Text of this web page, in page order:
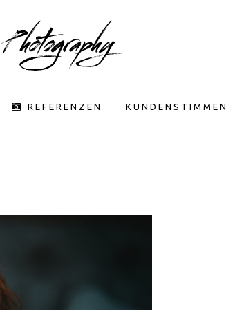
REFERENZEN KUNDENSTIMMEN